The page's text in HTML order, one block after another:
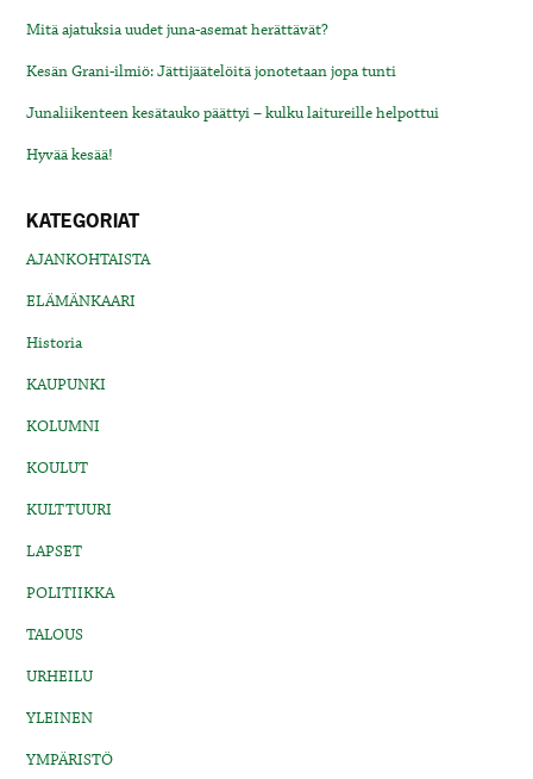
Mitä ajatuksia uudet juna-asemat herättävät?
Kesän Grani-ilmiö: Jättijäätelöitä jonotetaan jopa tunti
Junaliikenteen kesätauko päättyi – kulku laitureille helpottui
Hyvää kesää!
KATEGORIAT
AJANKOHTAISTA
ELÄMÄNKAARI
Historia
KAUPUNKI
KOLUMNI
KOULUT
KULTTUURI
LAPSET
POLITIIKKA
TALOUS
URHEILU
YLEINEN
YMPÄRISTÖ